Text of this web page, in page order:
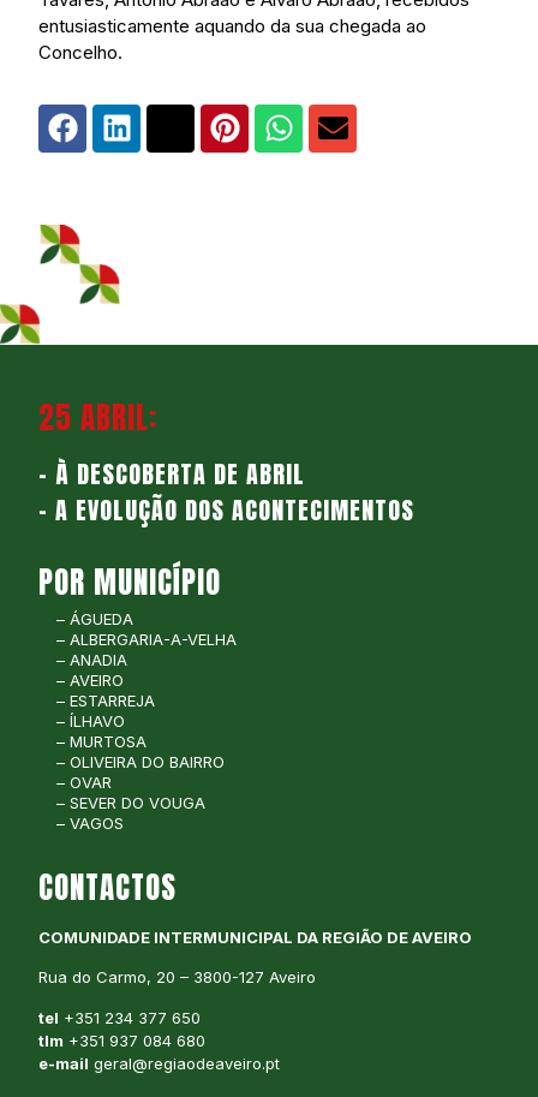
entusiasticamente aquando da sua chegada ao
Concelho.
25 ABRIL:
– À DESCOBERTA DE ABRIL
– A EVOLUÇÃO DOS ACONTECIMENTOS
POR MUNICÍPIO
– ÁGUEDA
– ALBERGARIA-A-VELHA
– ANADIA
– AVEIRO
– ESTARREJA
– ÍLHAVO
– MURTOSA
– OLIVEIRA DO BAIRRO
– OVAR
– SEVER DO VOUGA
– VAGOS
CONTACTOS
COMUNIDADE INTERMUNICIPAL DA REGIÃO DE AVEIRO
Rua do Carmo, 20 – 3800-127 Aveiro
tel +351 234 377 650
tlm +351 937 084 680
e-mail geral@regiaodeaveiro.pt